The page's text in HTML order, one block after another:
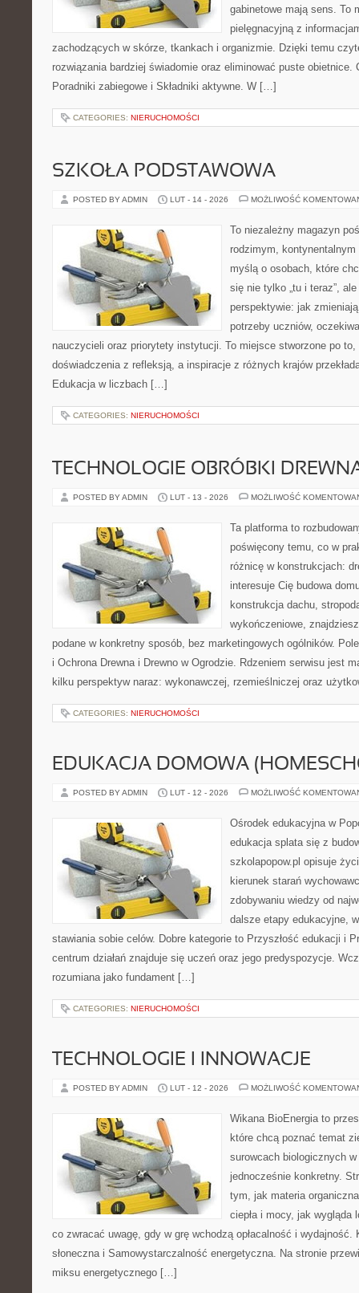
gabinetowe mają sens. To
pielęgnacyjną z
zachodzących w skórze, tkankach i organizmie. Dzięki temu
rozwiązania bardziej świadomie oraz eliminować puste obietnice.
Poradniki zabiegowe i Składniki aktywne. W […]
CATEGORIES: NIERUCHOMOŚCI
SZKOŁA PODSTAWOWA
POSTED BY ADMIN LUT - 14 - 2026 MOŻLIWOŚĆ
To niezależny magazyn
rodzimym,
myślą o osobach, które
się nie tylko „tu i teraz”,
perspektywie: jak
potrzeby uczniów,
nauczycieli oraz priorytety instytucji. To miejsce stworzone po to,
doświadczenia z refleksją, a inspiracje z różnych krajów
Edukacja w liczbach […]
CATEGORIES: NIERUCHOMOŚCI
TECHNOLOGIE OBRÓBKI
POSTED BY ADMIN LUT - 13 - 2026 MOŻLIWOŚĆ
Ta platforma to
poświęcony temu, co w
różnicę w konstrukcjach:
interesuje Cię budowa
konstrukcja dachu,
wykończeniowe,
podane w konkretny sposób, bez marketingowych ogólników.
i Ochrona Drewna i Drewno w Ogrodzie. Rdzeniem serwisu jest
kilku perspektyw naraz: wykonawczej, rzemieślniczej oraz
CATEGORIES: NIERUCHOMOŚCI
EDUKACJA DOMOWA
POSTED BY ADMIN LUT - 12 - 2026 MOŻLIWOŚĆ
Ośrodek edukacyjna w
edukacja splata się z
szkolapopow.pl opisuje
kierunek starań
zdobywaniu wiedzy od
dalsze etapy edukacyjne,
stawiania sobie celów. Dobre kategorie to Przyszłość edukacji i
centrum działań znajduje się uczeń oraz jego predyspozycje.
rozumiana jako fundament […]
CATEGORIES: NIERUCHOMOŚCI
TECHNOLOGIE I INNOWACJE
POSTED BY ADMIN LUT - 12 - 2026 MOŻLIWOŚĆ
Wikana BioEnergia to
które chcą poznać temat
surowcach biologicznych
jednocześnie konkretny.
tym, jak materia
ciepła i mocy, jak wygląda
co zwracać uwagę, gdy w grę wchodzą opłacalność i wydajność.
słoneczna i Samowystarczalność energetyczna. Na stronie
miksu energetycznego […]